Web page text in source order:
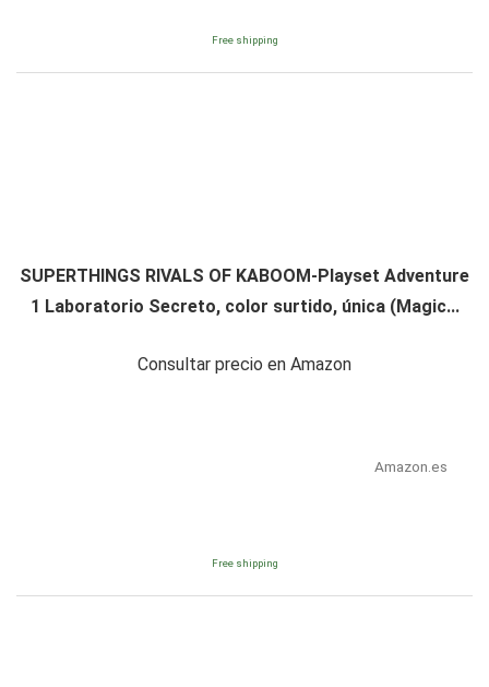
Free shipping
SUPERTHINGS RIVALS OF KABOOM-Playset Adventure
1 Laboratorio Secreto, color surtido, única (Magic...
Consultar precio en Amazon
Amazon.es
Free shipping